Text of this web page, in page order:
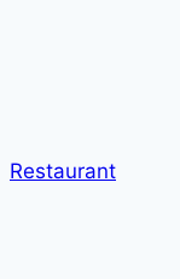
Restaurant